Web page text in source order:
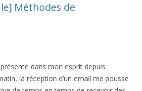
Méthodes de
dans mon esprit depuis
la réception d’un email me pousse